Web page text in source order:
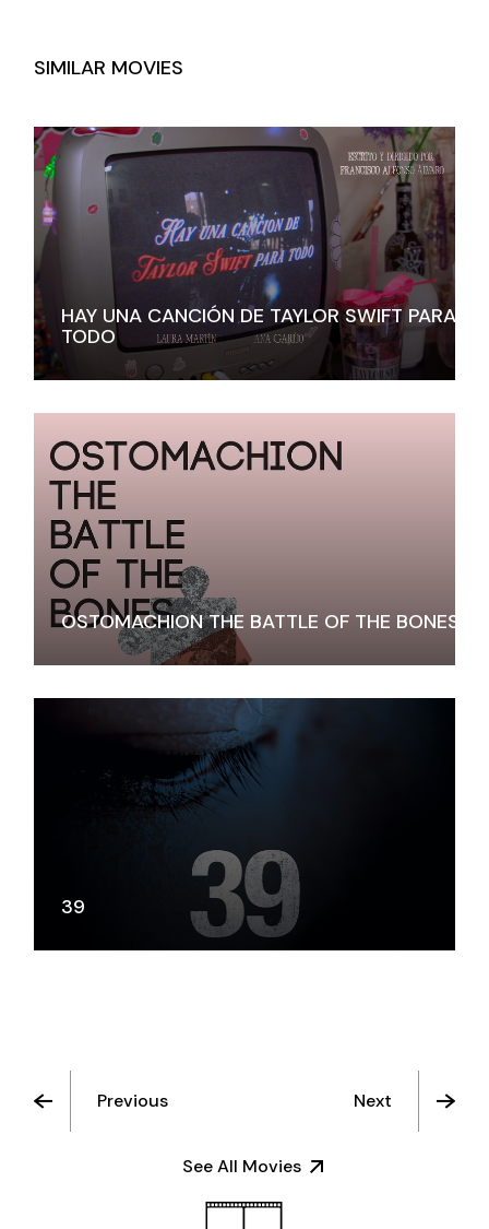
SIMILAR MOVIES
HAY UNA CANCIÓN DE TAYLOR SWIFT PARA
TODO
OSTOMACHION THE BATTLE OF THE BONES
39
Previous
See All Movies
Next